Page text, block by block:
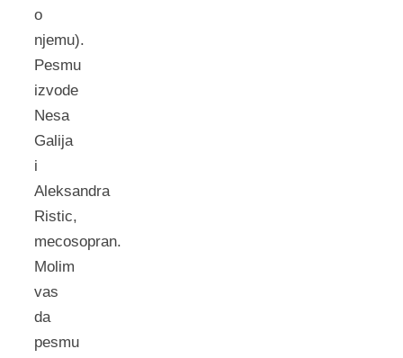
o
njemu).
Pesmu
izvode
Nesa
Galija
i
Aleksandra
Ristic,
mecosopran.
Molim
vas
da
pesmu